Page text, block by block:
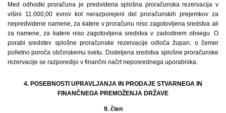
Med odhodki proračuna je predvidena splošna proračunska rezervacija v
višini 11.000,00 evrov kot nerazporejeni del proračunskih prejemkov za
nepredvidene namene, za katere v proračunu niso zagotovljena sredstva ali
za namene, za katere niso zagotovljena sredstva v zadostnem obsegu. O
porabi sredstev splošne proračunske rezervacije odloča župan, o čemer
polletno poroča občinskemu svetu. Dodeljena sredstva splošne proračunske
rezervacije se razporedijo v finančni načrt neposrednega uporabnika.
4. POSEBNOSTI UPRAVLJANJA IN PRODAJE STVARNEGA IN
FINANČNEGA PREMOŽENJA DRŽAVE
9. člen